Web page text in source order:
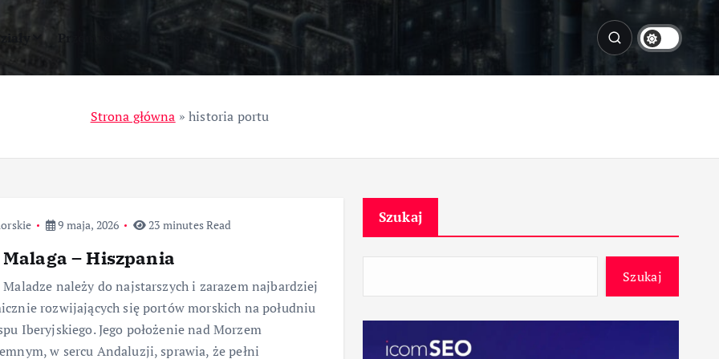
Przemysł
Strona główna »historia portu
9 maja, 2026 23 minutes Read
– Hiszpania
należy do najstarszych i zarazem najbardziej
rozwijających się portów morskich na południu
Iberyjskiego. Jego położenie nad Morzem
w sercu Andaluzji, sprawia, że pełni
Szukaj
Szukaj